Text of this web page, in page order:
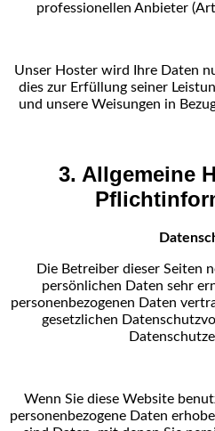
professionellen Anbieter
Unser Hoster wird Ihre Daten
dies zur Erfüllung seiner
und unsere Weisungen in
3. Allgemeine
Die Betreiber dieser Seiten
persönlichen Daten sehr
personenbezogenen Daten
gesetzlichen
Wenn Sie diese Website
personenbezogene Daten